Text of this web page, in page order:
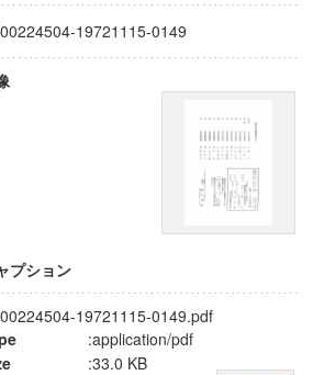
19721115-0149
プション
19721115-0149.pdf
:application/pdf
:33.0 KB